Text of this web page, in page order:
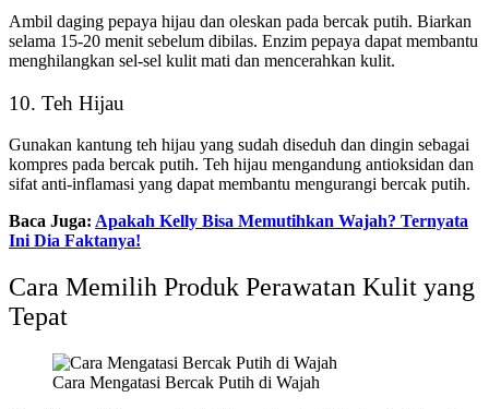
Ambil daging pepaya hijau dan oleskan pada bercak putih. Biarkan
selama 15-20 menit sebelum dibilas. Enzim pepaya dapat membantu
menghilangkan sel-sel kulit mati dan mencerahkan kulit.
10. Teh Hijau
Gunakan kantung teh hijau yang sudah diseduh dan dingin sebagai
kompres pada bercak putih. Teh hijau mengandung antioksidan dan
sifat anti-inflamasi yang dapat membantu mengurangi bercak putih.
Baca Juga: Apakah Kelly Bisa Memutihkan Wajah? Ternyata
Ini Dia Faktanya!
Cara Memilih Produk Perawatan Kulit yang
Tepat
Cara Mengatasi Bercak Putih di Wajah